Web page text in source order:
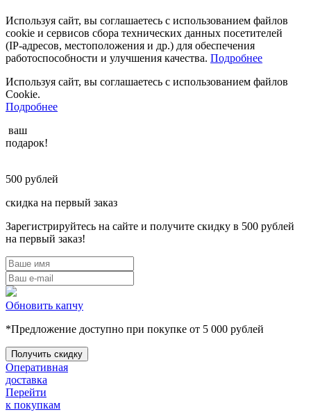
Используя сайт, вы соглашаетесь с использованием файлов
cookie и сервисов сбора технических данных посетителей
(IP‑адресов, местоположения и др.) для обеспечения
работоспособности и улучшения качества. Подробнее
Используя сайт, вы соглашаетесь с использованием файлов
Cookie.
Подробнее
ваш
подарок!
500 рублей
скидка на первый заказ
Зарегистрируйтесь на сайте и получите скидку в 500 рублей
на первый заказ!
Обновить капчу
*Предложение доступно при покупке от 5 000 рублей
Оперативная
доставка
Перейти
к покупкам